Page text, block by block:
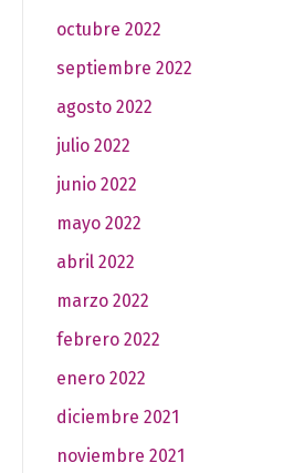
octubre 2022
septiembre 2022
agosto 2022
julio 2022
junio 2022
mayo 2022
abril 2022
marzo 2022
febrero 2022
enero 2022
diciembre 2021
noviembre 2021